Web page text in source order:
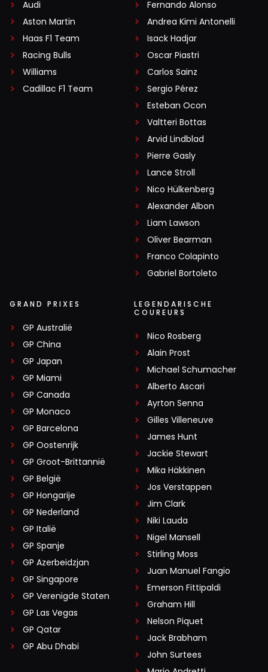
Audi
Aston Martin
Haas F1 Team
Racing Bulls
Williams
Cadillac F1 Team
Fernando Alonso
Andrea Kimi Antonelli
Isack Hadjar
Oscar Piastri
Carlos Sainz
Sergio Pérez
Esteban Ocon
Valtteri Bottas
Arvid Lindblad
Pierre Gasly
Lance Stroll
Nico Hülkenberg
Alexander Albon
Liam Lawson
Oliver Bearman
Franco Colapinto
Gabriel Bortoleto
GRAND PRIXES
GP Australië
GP China
GP Japan
GP Miami
GP Canada
GP Monaco
GP Barcelona
GP Oostenrijk
GP Groot-Brittannië
GP België
GP Hongarije
GP Nederland
GP Italië
GP Spanje
GP Azerbeidzjan
GP Singapore
GP Verenigde Staten
GP Las Vegas
GP Qatar
GP Abu Dhabi
LEGENDARISCHE
COUREURS
Nico Rosberg
Alain Prost
Michael Schumacher
Alberto Ascari
Ayrton Senna
Gilles Villeneuve
James Hunt
Jackie Stewart
Mika Häkkinen
Jos Verstappen
Jim Clark
Niki Lauda
Nigel Mansell
Stirling Moss
Juan Manuel Fangio
Emerson Fittipaldi
Graham Hill
Nelson Piquet
Jack Brabham
John Surtees